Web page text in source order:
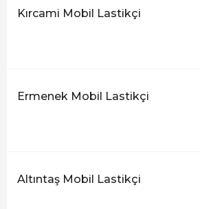
Kırcami Mobil Lastikçi
Ermenek Mobil Lastikçi
Altıntaş Mobil Lastikçi